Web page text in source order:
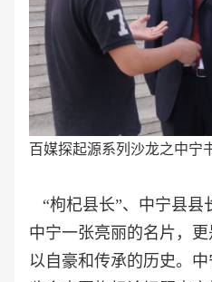
百媒探起源系列沙龙之中宁
“枸杞县长”、中宁县县
中宁一张亮丽的名片，更
以自豪和传承的历史。